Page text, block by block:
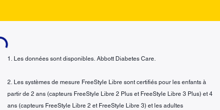
1. Les données sont disponibles. Abbott Diabetes Care.
2. Les systèmes de mesure FreeStyle Libre sont certifiés pour les enfants à
partir de 2 ans (capteurs FreeStyle Libre 2 Plus et FreeStyle Libre 3 Plus) et 4
ans (capteurs FreeStyle Libre 2 et FreeStyle Libre 3) et les adultes